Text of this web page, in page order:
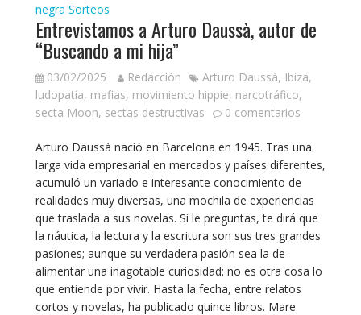
negra Sorteos
Entrevistamos a Arturo Daussà, autor de
“Buscando a mi hija”
03/02/2025 Redacción Arturo Daussà, Ibiza,
ludopatía, mafias, movimiento hippie, narcotráfico,
secta Moon, sectas destructivas 0 comentarios
Arturo Daussà nació en Barcelona en 1945. Tras una
larga vida empresarial en mercados y países diferentes,
acumuló un variado e interesante conocimiento de
realidades muy diversas, una mochila de experiencias
que traslada a sus novelas. Si le preguntas, te dirá que
la náutica, la lectura y la escritura son sus tres grandes
pasiones; aunque su verdadera pasión sea la de
alimentar una inagotable curiosidad: no es otra cosa lo
que entiende por vivir. Hasta la fecha, entre relatos
cortos y novelas, ha publicado quince libros. Mare